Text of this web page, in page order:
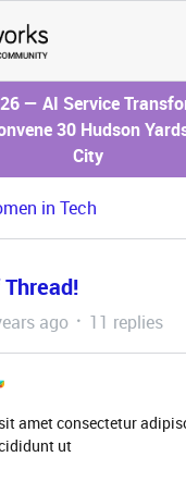
— AI Service
30 Hudson
City
in Tech
ago 11 replies
amet consectetur
ut